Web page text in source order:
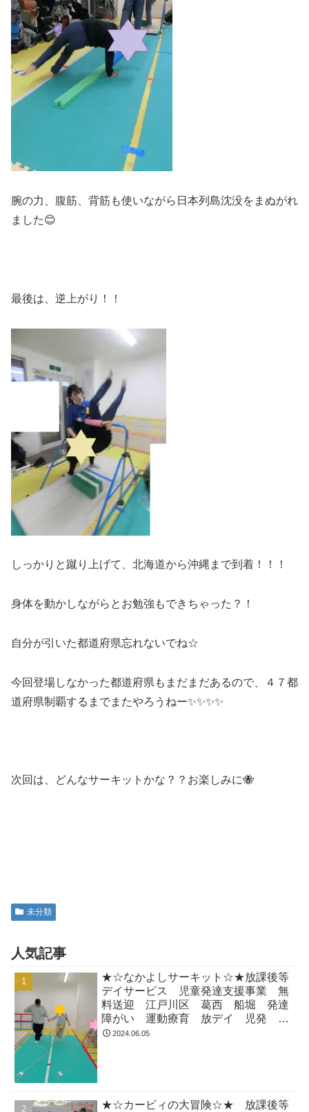
腕の力、腹筋、背筋も使いながら日本列島沈没をまぬがれ
ました😊
最後は、逆上がり！！
しっかりと蹴り上げて、北海道から沖縄まで到着！！！
身体を動かしながらとお勉強もできちゃった？！
自分が引いた都道府県忘れないでね☆
今回登場しなかった都道府県もまだまだあるので、４７都
道府県制覇するまでまたやろうねー✨✨✨✨
次回は、どんなサーキットかな？？お楽しみに🐝
未分類
人気記事
★☆なかよしサーキット☆★放課後等
デイサービス 児童発達支援事業 無
料送迎 江戸川区 葛西 船堀 発達
障がい 運動療育 放デイ 児発
ADHD 自閉症
2024.06.05
★☆カービィの大冒険☆★ 放課後等